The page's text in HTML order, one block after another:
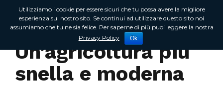
In Regione
Un’agricoltura più
snella e moderna
Utilizziamo i cookie per essere sicuri che tu possa avere la migliore
esperienza sul nostro sito. Se continui ad utilizzare questo sito noi
assumiamo che tu ne sia felice. Per saperne di più puoi leggere la nostra
Privacy Policy
Ok